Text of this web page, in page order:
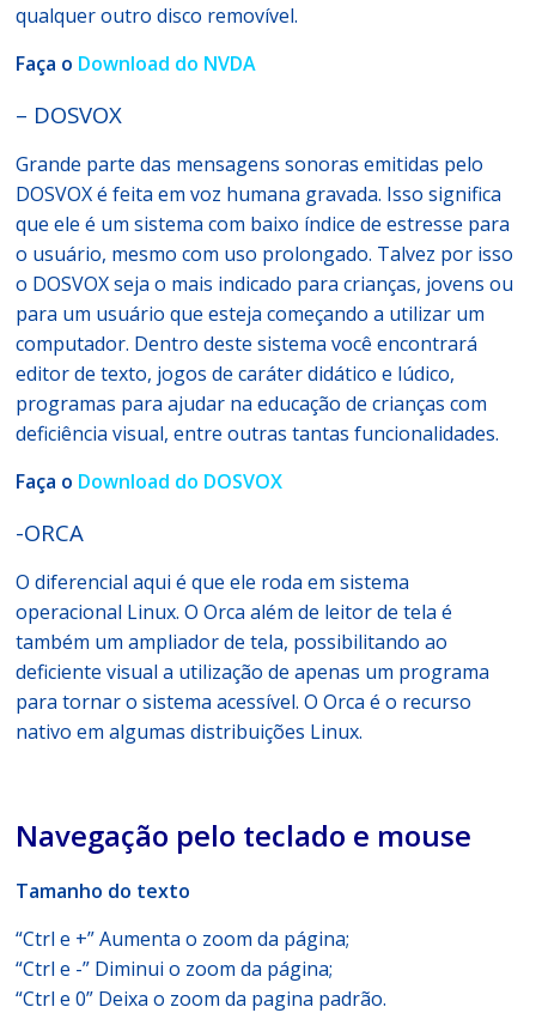
qualquer outro disco removível.
Faça o Download do NVDA
– DOSVOX
Grande parte das mensagens sonoras emitidas pelo
DOSVOX é feita em voz humana gravada. Isso significa
que ele é um sistema com baixo índice de estresse para
o usuário, mesmo com uso prolongado. Talvez por isso
o DOSVOX seja o mais indicado para crianças, jovens ou
para um usuário que esteja começando a utilizar um
computador. Dentro deste sistema você encontrará
editor de texto, jogos de caráter didático e lúdico,
programas para ajudar na educação de crianças com
deficiência visual, entre outras tantas funcionalidades.
Faça o Download do DOSVOX
-ORCA
O diferencial aqui é que ele roda em sistema
operacional Linux. O Orca além de leitor de tela é
também um ampliador de tela, possibilitando ao
deficiente visual a utilização de apenas um programa
para tornar o sistema acessível. O Orca é o recurso
nativo em algumas distribuições Linux.
Navegação pelo teclado e mouse
Tamanho do texto
“Ctrl e +” Aumenta o zoom da página;
“Ctrl e -” Diminui o zoom da página;
“Ctrl e 0” Deixa o zoom da pagina padrão.